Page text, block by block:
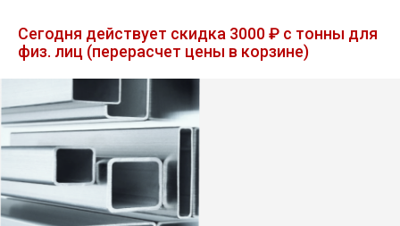
Лист
Уголок
Швеллер
Сегодня действует скидка 3000 ₽ с тонны для
физ. лиц (перерасчет цены в корзине)